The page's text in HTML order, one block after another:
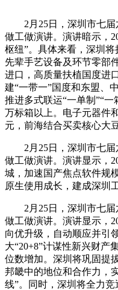
2月25日，深圳市七届
做工做演讲。演讲暗示，
枢纽”。具体来看，深圳
先辈手艺设备及环节零部
进口，高质量扶植国度进
建“一带一”国度和东盟、
推进多式联运“一单制”“
万标箱以上。电子元器件
元，前海结合买卖核心大
2月25日，深圳市七届
做工做演讲。演讲显示，
城，加速国产焦点软件规
原生使用成长，建成深圳
2月25日，深圳市七届
做工做演讲。演讲显示，
向优升级，自动顺应并引
大“20+8”计谋性新兴财产
位数增加。深圳将巩固提
邦畿中的地位和合作力，
线”。同时，深圳将全力竞